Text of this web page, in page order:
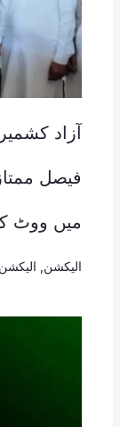
آزاد
فیصل
میں ووٹ
الیکشن الیکشن 2026